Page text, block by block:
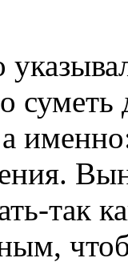
суметь
так